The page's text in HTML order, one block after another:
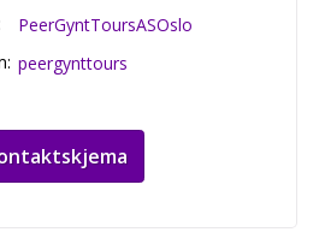
PeerGyntToursASOslo
peergynttours